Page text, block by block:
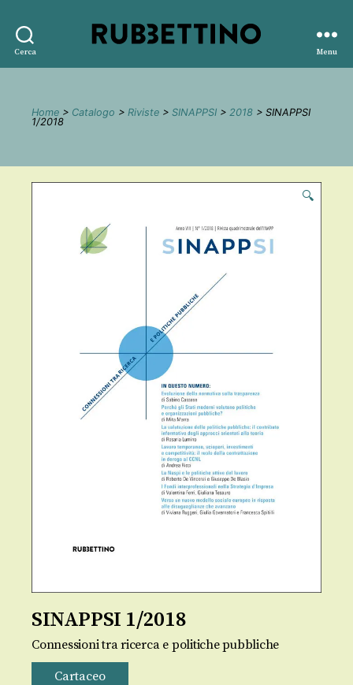
Cerca
editore
Menu
Home > Catalogo > Riviste > SINAPPSI > 2018 > SINAPPSI
1/2018
🔍
SINAPPSI 1/2018
Connessioni tra ricerca e politiche pubbliche
Cartaceo